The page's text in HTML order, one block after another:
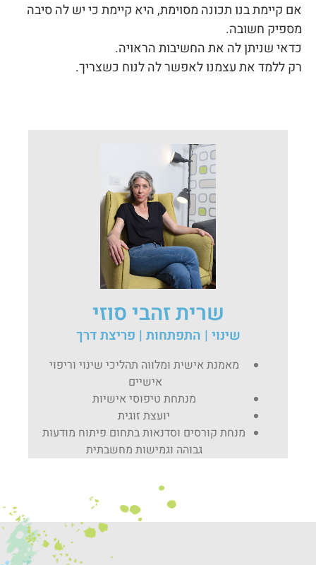
אם קיימת בנו תכונה מסוימת, היא קיימת כי יש לה סיבה
מספיק חשובה.
כדאי שניתן לה את החשיבות הראויה.
רק ללמד את עצמנו לאפשר לה לנוח כשצריך.
שרית זהבי סוזי
שינוי | התפתחות | פריצת דרך
מאמנת אישית ומלווה תהליכי שינוי וריפוי
אישיים
מנתחת טיפוסי אישיות
יועצת זוגית
מנחת קורסים וסדנאות בתחום פיתוח מודעות
גבוהה וגמישות מחשבתית